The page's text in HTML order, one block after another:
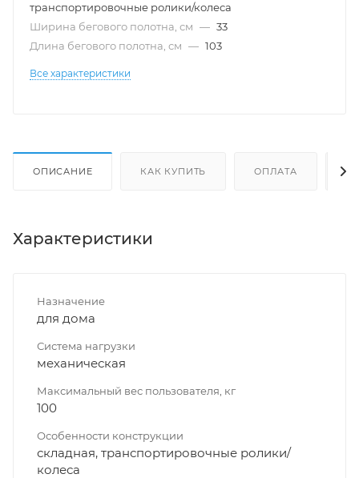
транспортировочные ролики/колеса
Ширина бегового полотна, см — 33
Длина бегового полотна, см — 103
Все характеристики
ОПИСАНИЕ КАК КУПИТЬ ОПЛАТА
Характеристики
Назначение
для дома
Система нагрузки
механическая
Максимальный вес пользователя, кг
100
Особенности конструкции
складная, транспортировочные ролики/
колеса